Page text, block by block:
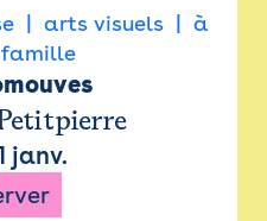
arts visuels
à
famille
janv.